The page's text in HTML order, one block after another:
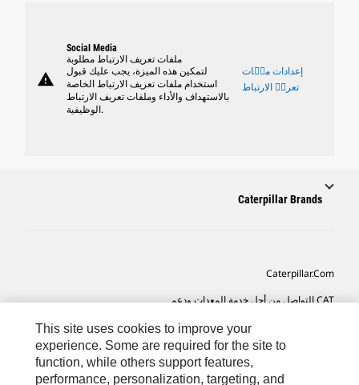
warning
Social Media
ملفات تعريف الارتباط مطلوبة
لتمكين هذه الميزة، يجب عليك قبول
استخدام ملفات تعريف الارتباط الخاصة
بالاستهداف والأداء وملفات تعريف الارتباط
الوظيفية.
إعدادات ملٝات
تعريٝ الارتباط
Caterpillar Brands
Caterpillar.com
CAT التواصل من أجل خدمة المعدات ودعم
تفضيلات التسويق الخاصة بي
خريطة الموقع
Cookie Settings
This site uses cookies to improve your
experience. Some are required for the site to
function, while others support features,
performance, personalization, targeting, and